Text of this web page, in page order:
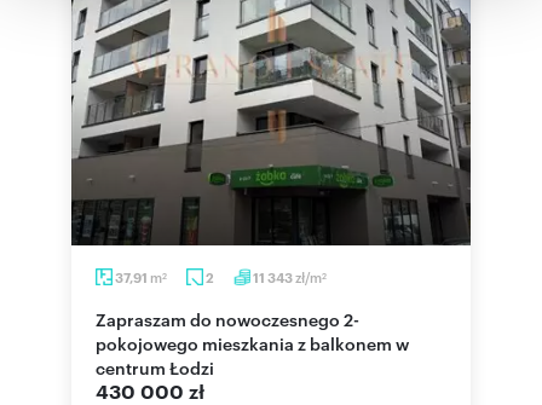
korzystania z ich usług.
37,91 m2 2 11 343zł/m2
Zapraszam do nowoczesnego 2-
pokojowego mieszkania z balkonem w
centrum Łodzi
430 000 zł